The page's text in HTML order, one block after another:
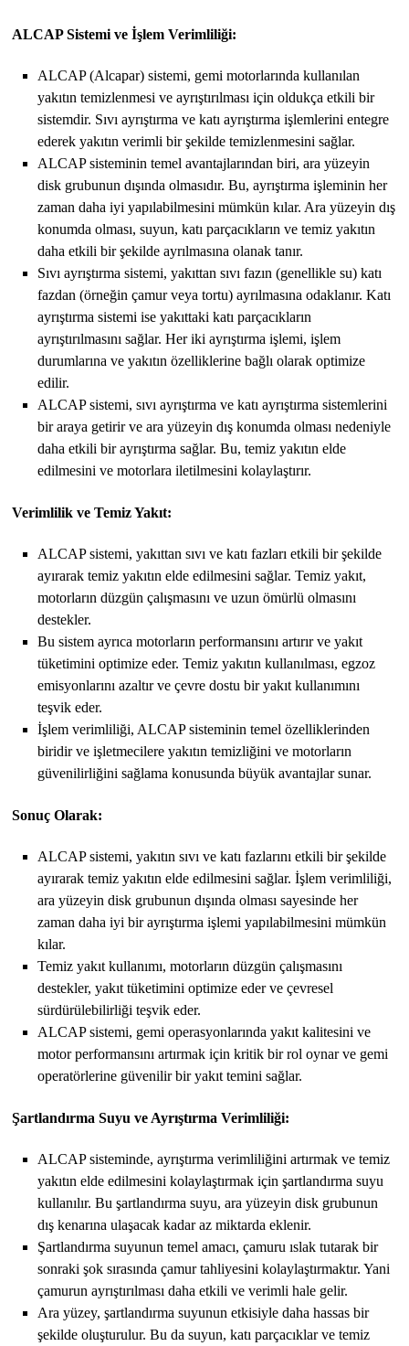
ALCAP Sistemi ve İşlem Verimliliği:
ALCAP (Alcapar) sistemi, gemi motorlarında kullanılan
yakıtın temizlenmesi ve ayrıştırılması için oldukça etkili bir
sistemdir. Sıvı ayrıştırma ve katı ayrıştırma işlemlerini entegre
ederek yakıtın verimli bir şekilde temizlenmesini sağlar.
ALCAP sisteminin temel avantajlarından biri, ara yüzeyin
disk grubunun dışında olmasıdır. Bu, ayrıştırma işleminin her
zaman daha iyi yapılabilmesini mümkün kılar. Ara yüzeyin dış
konumda olması, suyun, katı parçacıkların ve temiz yakıtın
daha etkili bir şekilde ayrılmasına olanak tanır.
Sıvı ayrıştırma sistemi, yakıttan sıvı fazın (genellikle su) katı
fazdan (örneğin çamur veya tortu) ayrılmasına odaklanır. Katı
ayrıştırma sistemi ise yakıttaki katı parçacıkların
ayrıştırılmasını sağlar. Her iki ayrıştırma işlemi, işlem
durumlarına ve yakıtın özelliklerine bağlı olarak optimize
edilir.
ALCAP sistemi, sıvı ayrıştırma ve katı ayrıştırma sistemlerini
bir araya getirir ve ara yüzeyin dış konumda olması nedeniyle
daha etkili bir ayrıştırma sağlar. Bu, temiz yakıtın elde
edilmesini ve motorlara iletilmesini kolaylaştırır.
Verimlilik ve Temiz Yakıt:
ALCAP sistemi, yakıttan sıvı ve katı fazları etkili bir şekilde
ayırarak temiz yakıtın elde edilmesini sağlar. Temiz yakıt,
motorların düzgün çalışmasını ve uzun ömürlü olmasını
destekler.
Bu sistem ayrıca motorların performansını artırır ve yakıt
tüketimini optimize eder. Temiz yakıtın kullanılması, egzoz
emisyonlarını azaltır ve çevre dostu bir yakıt kullanımını
teşvik eder.
İşlem verimliliği, ALCAP sisteminin temel özelliklerinden
biridir ve işletmecilere yakıtın temizliğini ve motorların
güvenilirliğini sağlama konusunda büyük avantajlar sunar.
Sonuç Olarak:
ALCAP sistemi, yakıtın sıvı ve katı fazlarını etkili bir şekilde
ayırarak temiz yakıtın elde edilmesini sağlar. İşlem verimliliği,
ara yüzeyin disk grubunun dışında olması sayesinde her
zaman daha iyi bir ayrıştırma işlemi yapılabilmesini mümkün
kılar.
Temiz yakıt kullanımı, motorların düzgün çalışmasını
destekler, yakıt tüketimini optimize eder ve çevresel
sürdürülebilirliği teşvik eder.
ALCAP sistemi, gemi operasyonlarında yakıt kalitesini ve
motor performansını artırmak için kritik bir rol oynar ve gemi
operatörlerine güvenilir bir yakıt temini sağlar.
Şartlandırma Suyu ve Ayrıştırma Verimliliği:
ALCAP sisteminde, ayrıştırma verimliliğini artırmak ve temiz
yakıtın elde edilmesini kolaylaştırmak için şartlandırma suyu
kullanılır. Bu şartlandırma suyu, ara yüzeyin disk grubunun
dış kenarına ulaşacak kadar az miktarda eklenir.
Şartlandırma suyunun temel amacı, çamuru ıslak tutarak bir
sonraki şok sırasında çamur tahliyesini kolaylaştırmaktır. Yani
çamurun ayrıştırılması daha etkili ve verimli hale gelir.
Ara yüzey, şartlandırma suyunun etkisiyle daha hassas bir
şekilde oluşturulur. Bu da suyun, katı parçacıklar ve temiz